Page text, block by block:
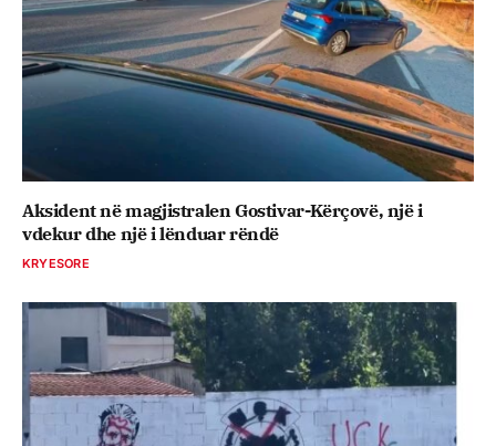
Aksident në magjistralen Gostivar-Kërçovë, një i
vdekur dhe një i lënduar rëndë
KRYESORE